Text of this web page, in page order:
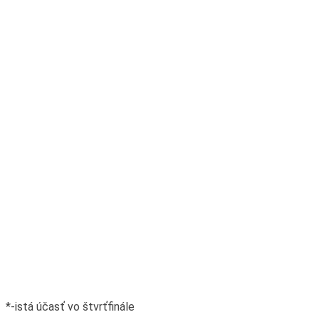
*-istá účasť vo štvrťfinále